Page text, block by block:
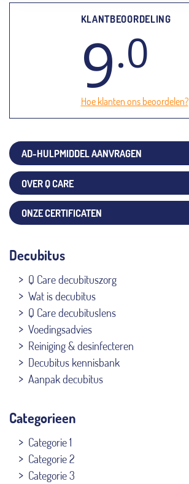
KLANTBEOORDELING
9.0
Hoe klanten ons beoordelen?
AD-HULPMIDDEL AANVRAGEN
OVER Q CARE
ONZE CERTIFICATEN
Decubitus
Q Care decubituszorg
Wat is decubitus
Q Care decubituslens
Voedingsadvies
Reiniging & desinfecteren
Decubitus kennisbank
Aanpak decubitus
Categorieen
Categorie 1
Categorie 2
Categorie 3